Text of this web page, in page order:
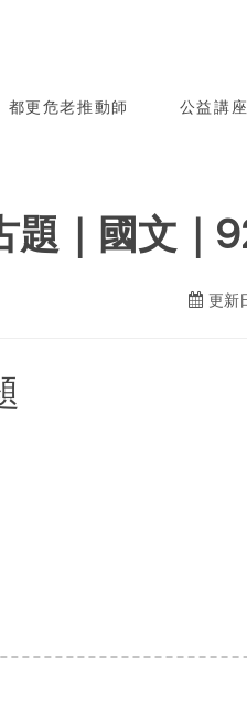
都更危老推動師 公益講座
題｜國文｜
更新